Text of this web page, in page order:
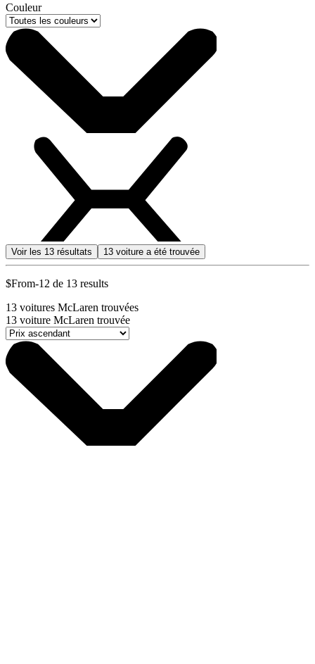
Couleur
Voir les 13 résultats 13 voiture a été trouvée
$From-12 de 13 results
13 voitures McLaren trouvées
13 voiture McLaren trouvée